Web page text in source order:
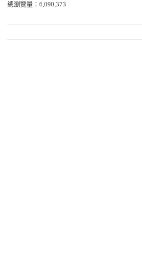
總瀏覽量：6,090,373